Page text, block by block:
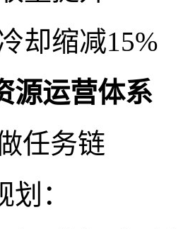
却缩减15%
源运营体系
任务链
：